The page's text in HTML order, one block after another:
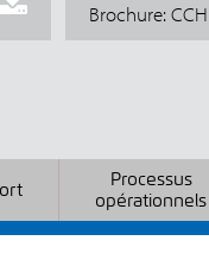
Brochure: CCH
Processus
opérationnels